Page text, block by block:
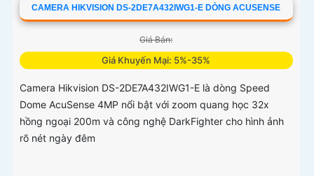
CAMERA HIKVISION DS-2DE7A432IWG1-E DÒNG ACUSENSE
Giá Bán:
Giá Khuyến Mại: 5%-35%
Camera Hikvision DS-2DE7A432IWG1-E là dòng Speed
Dome AcuSense 4MP nổi bật với zoom quang học 32x
hồng ngoại 200m và công nghệ DarkFighter cho hình ảnh
rõ nét ngày đêm